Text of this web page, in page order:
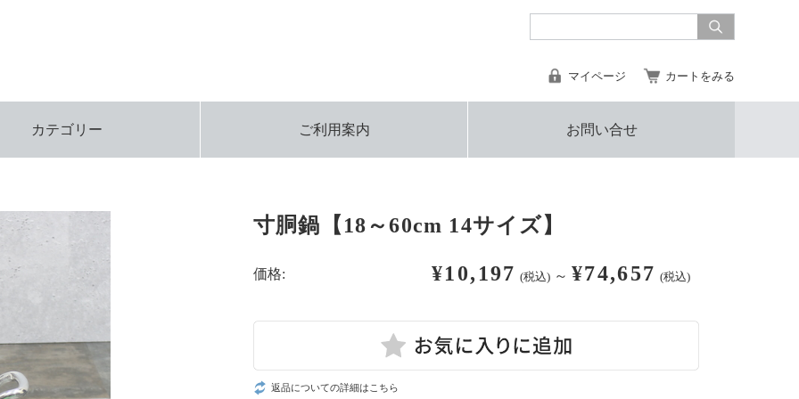
マイページ カートをみる
カテゴリー ご利用案内 お問い合せ
寸胴鍋【18～60cm 14サイズ】
価格: ¥10,197 (税込) ～ ¥74,657 (税込)
返品についての詳細はこちら